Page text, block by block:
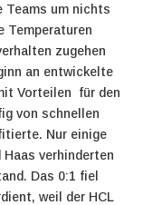
Teams um nichts
Temperaturen
zugehen
an entwickelte
Vorteilen für den
von schnellen
Nur einige
verhinderten
Das 0:1 fiel
weil der HCL